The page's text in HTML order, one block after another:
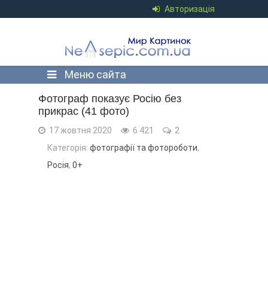
Авторизація
Меню сайта
Фотограф показує Росію без
прикрас (41 фото)
17 жовтня 2020 6 421
2
Категорія: фотографії та фотороботи,
Росія, 0+